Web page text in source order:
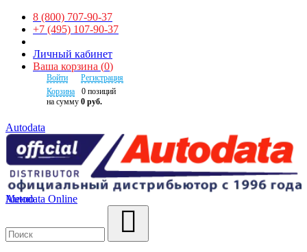
8 (800) 707-90-37
+7 (495) 107-90-37
Личный кабинет
Ваша корзина (0)
Войти
Регистрация
Корзина
0 позиций
на сумму 0 руб.
Autodata
Autodata Online
Меню